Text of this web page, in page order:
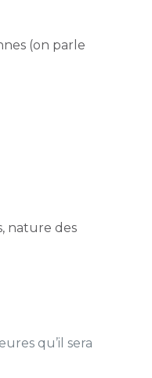
(on parle
nature des
qu’il sera